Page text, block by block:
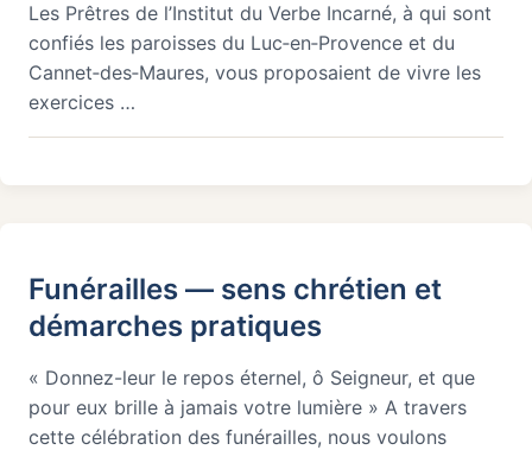
Les Prêtres de l’Institut du Verbe Incarné, à qui sont
confiés les paroisses du Luc‑en‑Provence et du
Cannet‑des‑Maures, vous proposaient de vivre les
exercices …
Funérailles — sens chrétien et
démarches pratiques
« Donnez-leur le repos éternel, ô Seigneur, et que
pour eux brille à jamais votre lumière » A travers
cette célébration des funérailles, nous voulons